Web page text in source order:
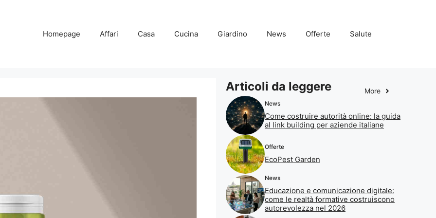
Homepage Affari Casa Cucina Giardino News Offerte Salute
Articoli da leggere More
News
Come costruire autorità online: la guida
al link building per aziende italiane
Offerte
EcoPest Garden
News
Educazione e comunicazione digitale:
come le realtà formative costruiscono
autorevolezza nel 2026